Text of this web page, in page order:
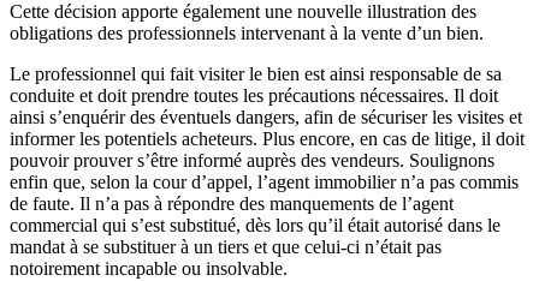
Cette décision apporte également une nouvelle illustration des
obligations des professionnels intervenant à la vente d’un bien.
Le professionnel qui fait visiter le bien est ainsi responsable de sa
conduite et doit prendre toutes les précautions nécessaires. Il doit
ainsi s’enquérir des éventuels dangers, afin de sécuriser les visites et
informer les potentiels acheteurs. Plus encore, en cas de litige, il doit
pouvoir prouver s’être informé auprès des vendeurs. Soulignons
enfin que, selon la cour d’appel, l’agent immobilier n’a pas commis
de faute. Il n’a pas à répondre des manquements de l’agent
commercial qui s’est substitué, dès lors qu’il était autorisé dans le
mandat à se substituer à un tiers et que celui-ci n’était pas
notoirement incapable ou insolvable.